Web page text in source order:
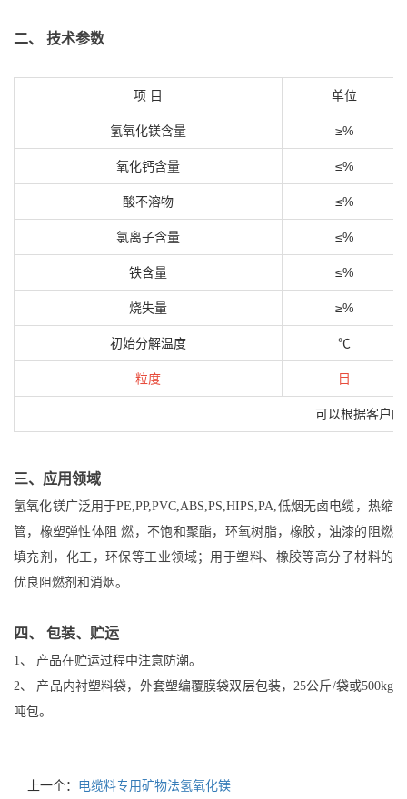
二、 技术参数
项 目 单位
氢氧化镁含量 ≥%
氧化钙含量 ≤%
酸不溶物 ≤%
氯离子含量 ≤%
铁含量 ≤%
烧失量 ≥%
初始分解温度 ℃
粒度 目
可以根据客户
三、应用领域
氢氧化镁广泛用于PE,PP,PVC,ABS,PS,HIPS,PA,低烟无卤电缆，热缩
管，橡塑弹性体阻 燃，不饱和聚酯，环氧树脂，橡胶，油漆的阻燃
填充剂，化工，环保等工业领域；用于塑料、橡胶等高分子材料的
优良阻燃剂和消烟。
四、 包装、贮运
1、 产品在贮运过程中注意防潮。
2、 产品内衬塑料袋，外套塑编覆膜袋双层包装，25公斤/袋或500kg
吨包。
上一个： 电缆料专用矿物法氢氧化镁